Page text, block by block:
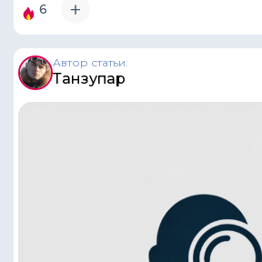
6
Автор статьи:
Танзупар